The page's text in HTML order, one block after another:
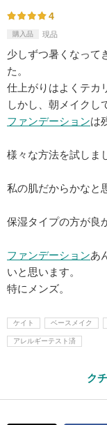
4
購入品 現品
少しずつ暑くなって
た。
仕上がりはよくテカ
しかし、朝メイクし
ファンデーションは
様々な方法を試しま
私の肌だからかなと
保湿タイプの方が良
ファンデーションあ
いと思います。
特にメンズ。
ケイト ベースメイク
アレルギーテスト済
ク